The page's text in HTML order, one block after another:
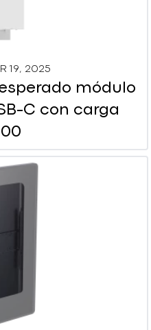
19, 2025
módulo
C con carga